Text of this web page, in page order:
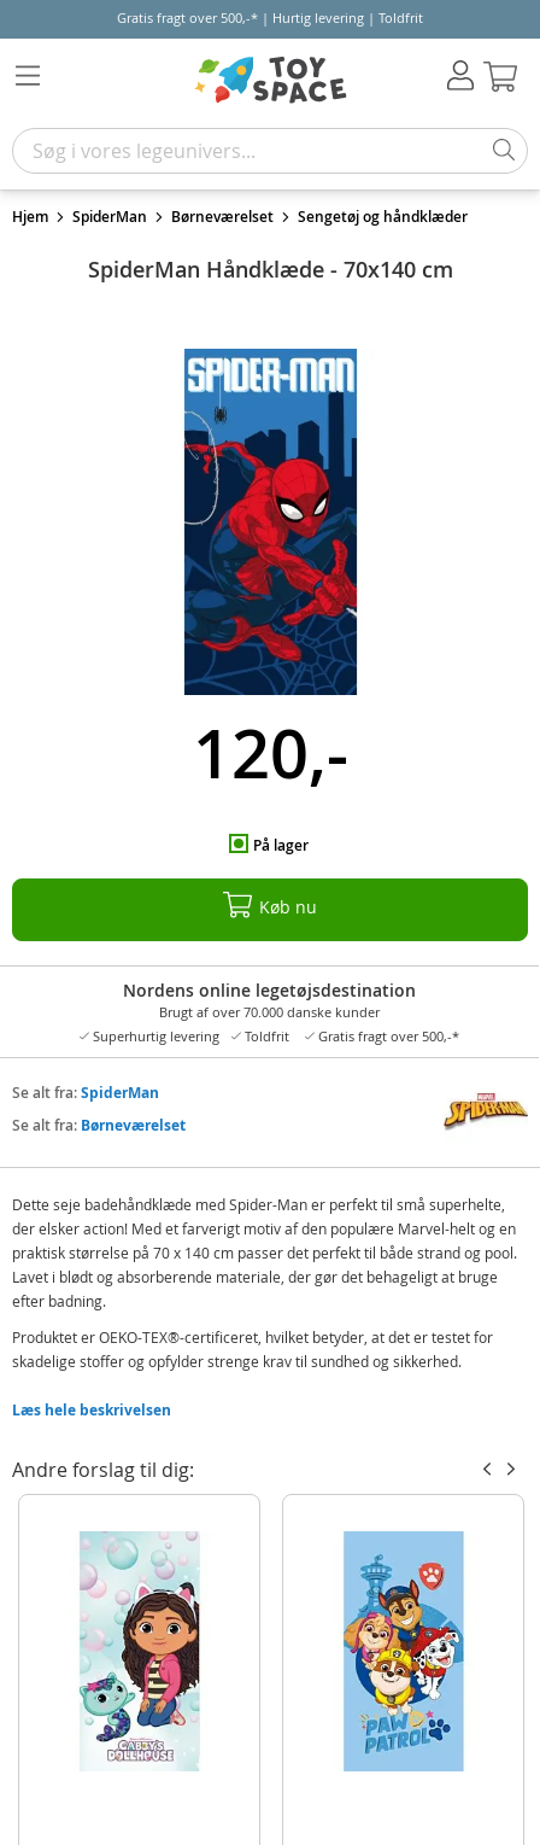
Gratis fragt over 500,-* | Hurtig levering | Toldfrit
Hjem SpiderMan Børneværelset Sengetøj og håndklæder
SpiderMan Håndklæde - 70x140 cm
120,-
På lager
Køb nu
Nordens online legetøjsdestination
Brugt af over 70.000 danske kunder
Superhurtig levering
Toldfrit Gratis fragt over 500,-*
Se alt fra:SpiderMan
Se alt fra: Børneværelset
Dette seje badehåndklæde med Spider-Man er perfekt til små superhelte,
der elsker action! Med et farverigt motiv af den populære Marvel-helt og en
praktisk størrelse på 70 x 140 cm passer det perfekt til både strand og pool.
Lavet i blødt og absorberende materiale, der gør det behageligt at bruge
efter badning.
Produktet er OEKO-TEX®-certificeret, hvilket betyder, at det er testet for
skadelige stoffer og opfylder strenge krav til sundhed og sikkerhed.
Detaljer:
Produktdetaljer
Læs hele beskrivelsen
Andre forslag til dig: